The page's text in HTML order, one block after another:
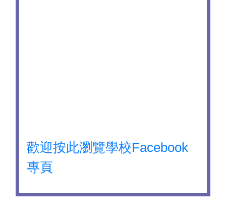
歡迎按此瀏覽學校Facebook
專頁